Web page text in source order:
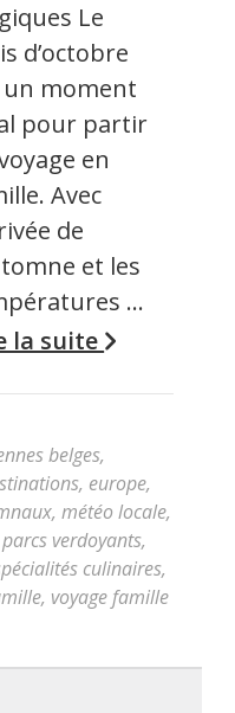
Le
d’octobre
un moment
pour partir
en
Avec
de
et les
…
la suite
belges,
, europe,
, météo locale,
parcs verdoyants,
culinaires,
, voyage famille